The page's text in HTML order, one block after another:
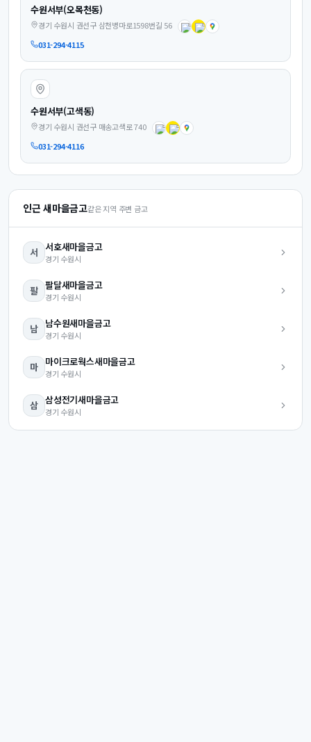
수원서부(오목천동)
경기 수원시 권선구 삼천병마로1598번길 56
031-294-4115
수원서부(고색동)
경기 수원시 권선구 매송고색로 740
031-294-4116
인근 새마을금고같은 지역 주변 금고
서 서호새마을금고
경기 수원시
팔 팔달새마을금고
경기 수원시
남 남수원새마을금고
경기 수원시
마 마이크로웍스새마을금고
경기 수원시
삼 삼성전기새마을금고
경기 수원시